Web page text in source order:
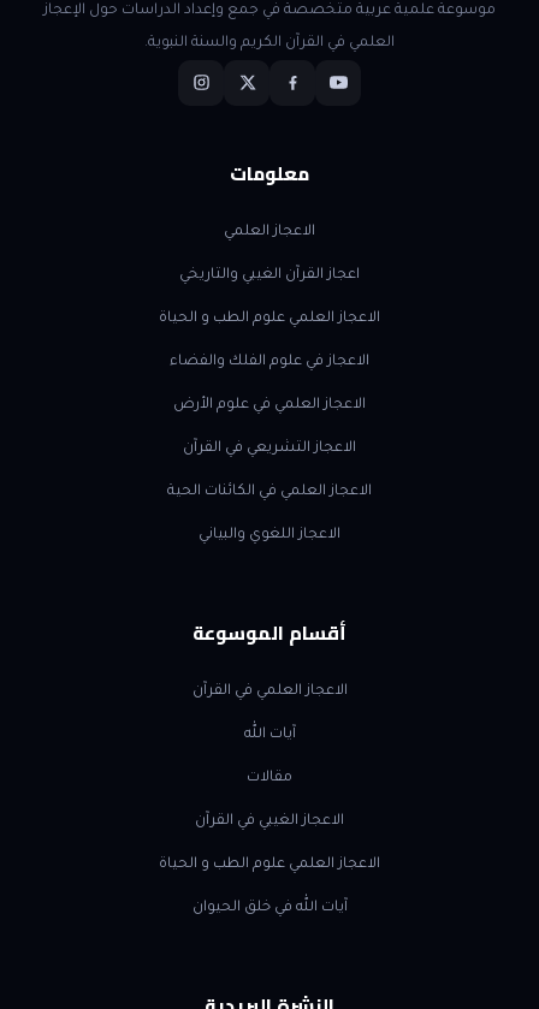
موسوعة علمية عربية متخصصة في جمع وإعداد الدراسات حول الإعجاز
العلمي في القرآن الكريم والسنة النبوية.
معلومات
الاعجاز العلمي
اعجاز القرآن الغيبي والتاريخي
الاعجاز العلمي علوم الطب و الحياة
الاعجاز في علوم الفلك والفضاء
الاعجاز العلمي في علوم الأرض
الاعجاز التشريعي في القرآن
الاعجاز العلمي في الكائنات الحية
الاعجاز اللغوي والبياني
أقسام الموسوعة
الاعجاز العلمي في القرآن
آيات الله
مقالات
الاعجاز الغيبي في القرآن
الاعجاز العلمي علوم الطب و الحياة
آيات الله في خلق الحيوان